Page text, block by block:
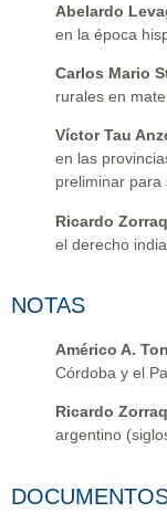
Abelardo
en la época
Carlos Mario
rurales en
Víctor Tau
en las
preliminar para
Ricardo
el derecho
NOTAS
Américo A.
Córdoba y el
Ricardo
argentino